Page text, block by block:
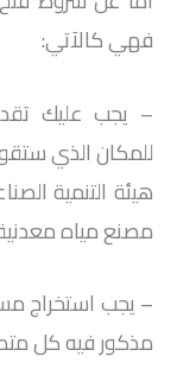
فهي كالآتي:
– يجب عليك
للمكان الذي
هيئة التنمية
مصنع مياه
– يجب استخراج
مذكور فيه كل